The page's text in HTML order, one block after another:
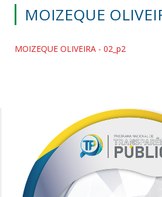
MOIZEQUE
MOIZEQUE OLIVEIRA - 02_p2